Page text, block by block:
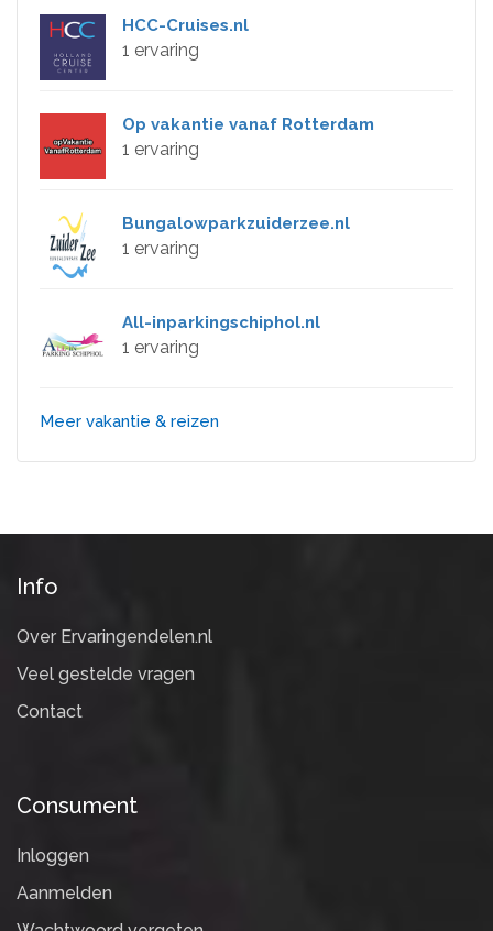
HCC-Cruises.nl
1 ervaring
Op vakantie vanaf Rotterdam
1 ervaring
Bungalowparkzuiderzee.nl
1 ervaring
All-inparkingschiphol.nl
1 ervaring
Meer vakantie & reizen
Info
Over Ervaringendelen.nl
Veel gestelde vragen
Contact
Consument
Inloggen
Aanmelden